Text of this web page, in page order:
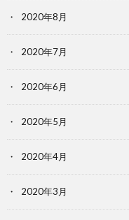
2020年8月
2020年7月
2020年6月
2020年5月
2020年4月
2020年3月